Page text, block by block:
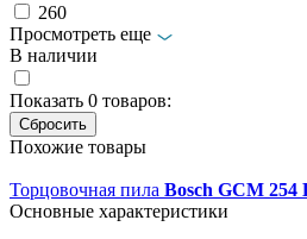
260
Просмотреть еще
В наличии
Показать 0 товаров:
Похожие товары
Торцовочная пила Bosch GCM 254
Основные характеристики